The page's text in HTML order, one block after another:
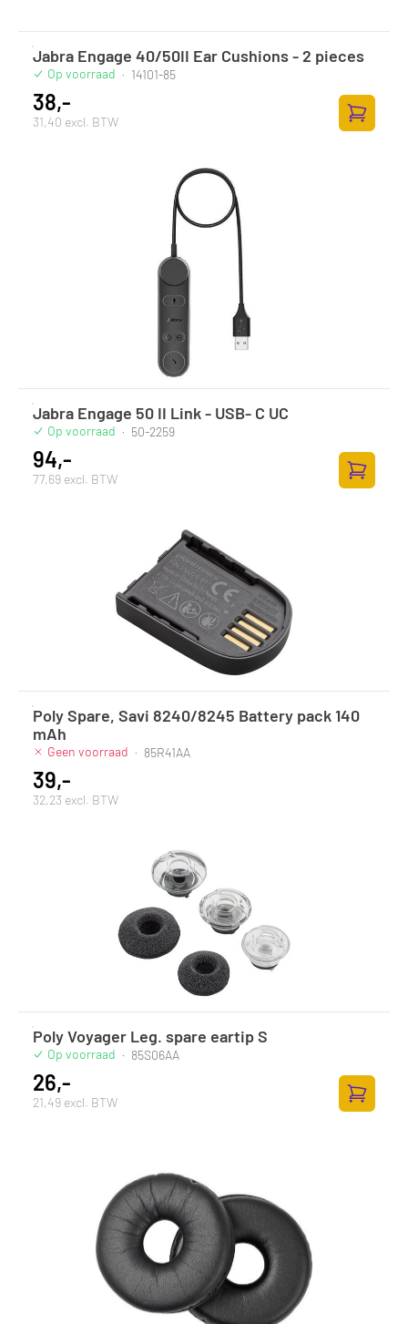
Jabra Engage 40/50II Ear Cushions - 2 pieces
Op voorraad · 14101-85
38,-
31,40 excl. BTW
Zum
Jabra Engage 50 II Link - USB- C UC
Op voorraad · 50-2259
94,-
77,69 excl. BTW
Zum
Poly Spare, Savi 8240/8245 Battery pack 140
mAh
Geen voorraad · 85R41AA
39,-
32,23 excl. BTW
Poly Voyager Leg. spare eartip S
Op voorraad · 85S06AA
26,-
21,49 excl. BTW
Zum